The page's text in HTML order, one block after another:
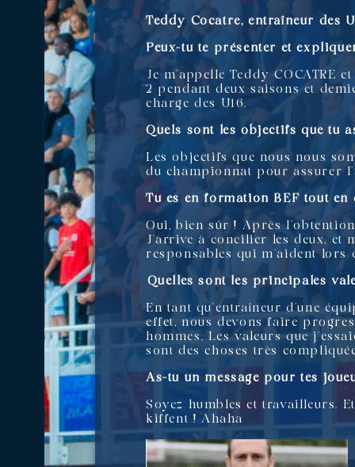
Teddy Cocatre, entraîneur des
Peux-tu te présenter et
Je m’appelle Teddy COCATRE
2 pendant deux saisons et
charge des U16.
Quels sont les objectifs que tu
Les objectifs que nous nous
du championnat pour assurer
Tu es en formation BEF tout en
Oui, bien sûr ! Après
J’arrive à concilier les deux, et
responsables qui m’aident lors
⁠Quelles sont les principales
En tant qu’entraîneur d’une
effet, nous devons faire
hommes. Les valeurs que
sont des choses très
As-tu un message pour tes
Soyez humbles et travailleurs.
kiffent ! Ahaha